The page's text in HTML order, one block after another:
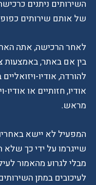
השירותים ניתנים
של אותם שירותים
לאחר הרכישה, אתה
בין אם באתר, באמצעות
להורדה, אודיו-
אודיו, חזותיים או
מראש.
המפעיל לא יישא
שייגרמו על ידי כך
מבלי לגרוע מהאמור
לעיכובים במתן